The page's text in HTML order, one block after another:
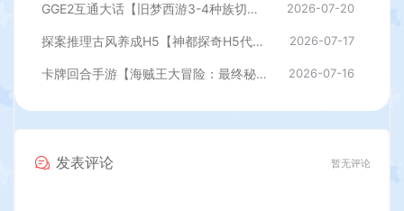
GGE2互通大话【旧梦西游3-4种族切换】最新整理Win系服务端+安卓PC互通客户端+内置GM工具+全套源码+详细搭建教程 2026-07-20
探案推理古风养成H5【神都探奇H5代金券内购版】最新整理单机一键即玩镜像端+Linux手工服务端+CDK授权后台+详细搭建教程 2026-07-17
卡牌回合手游【海贼王大冒险：最终秘宝多区跨服版】最新整理单机一键即玩镜像端+Linux手工服务端+管理后台+CDK授权后台+安卓+详细搭建教程 2026-07-16
发表评论 暂无评论